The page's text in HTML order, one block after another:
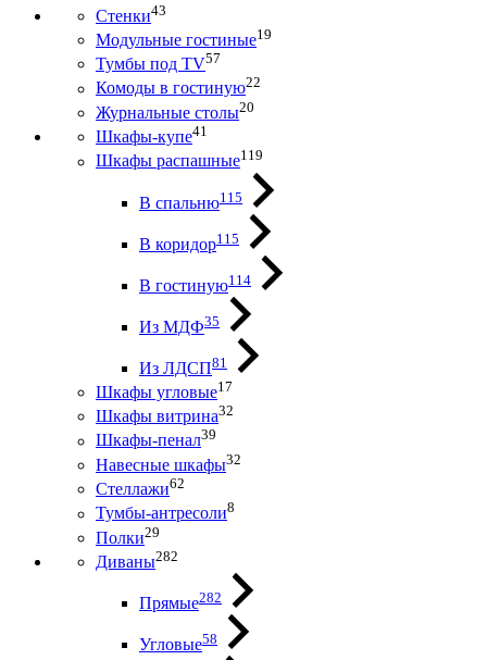
Стенки43
Модульные гостиные19
Тумбы под ТV57
Комоды в гостиную22
Журнальные столы20
Шкафы-купе41
Шкафы распашные119
В спальню115
В коридор115
В гостиную114
Из МДФ35
Из ЛДСП81
Шкафы угловые17
Шкафы витрина32
Шкафы-пенал39
Навесные шкафы32
Стеллажи62
Тумбы-антресоли8
Полки29
Диваны282
Прямые282
Угловые58